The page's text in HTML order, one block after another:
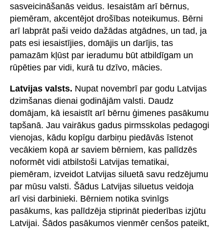
sasveicināšanās veidus. Iesaistām arī bērnus,
piemēram, akcentējot drošības noteikumus. Bērni
arī labprāt paši veido dažādas atgādnes, un tad, ja
pats esi iesaistījies, domājis un darījis, tas
pamazām kļūst par ieradumu būt atbildīgam un
rūpēties par vidi, kurā tu dzīvo, mācies.
Latvijas valsts. Nupat novembrī par godu Latvijas
dzimšanas dienai godinājām valsti. Daudz
domājam, kā iesaistīt arī bērnu ģimenes pasākumu
tapšanā. Jau vairākus gadus pirmsskolas pedagogi
vienojas, kādu kopīgu darbiņu piedāvās īstenot
vecākiem kopā ar saviem bērniem, kas palīdzēs
noformēt vidi atbilstoši Latvijas tematikai,
piemēram, izveidot Latvijas siluetā savu redzējumu
par mūsu valsti. Šādus Latvijas siluetus veidoja
arī visi darbinieki. Bērniem notika svinīgs
pasākums, kas palīdzēja stiprināt piederības izjūtu
Latvijai. Šādos pasākumos vienmēr cenšos pateikt,